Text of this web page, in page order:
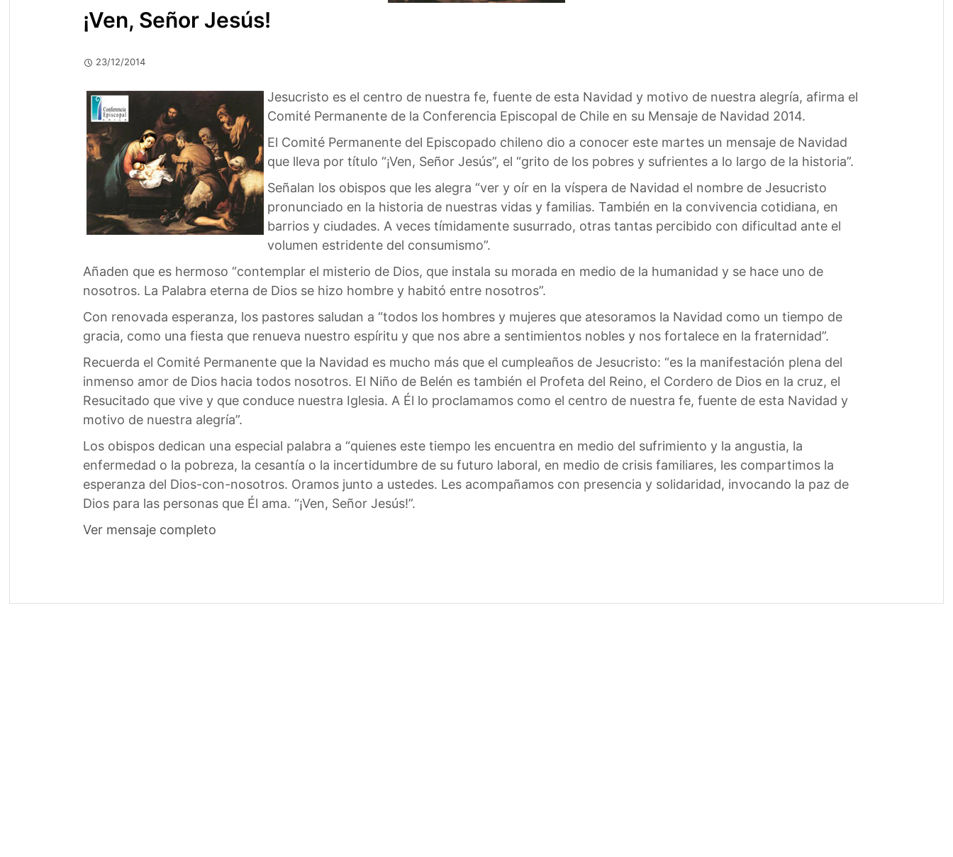
¡Ven, Señor Jesús!
23/12/2014
Jesucristo es el centro de nuestra fe, fuente de esta Navidad y motivo de nuestra alegría, afirma el
Comité Permanente de la Conferencia Episcopal de Chile en su Mensaje de Navidad 2014.
El Comité Permanente del Episcopado chileno dio a conocer este martes un mensaje de Navidad
que lleva por título “¡Ven, Señor Jesús”, el “grito de los pobres y sufrientes a lo largo de la historia”.
Señalan los obispos que les alegra “ver y oír en la víspera de Navidad el nombre de Jesucristo
pronunciado en la historia de nuestras vidas y familias. También en la convivencia cotidiana, en
barrios y ciudades. A veces tímidamente susurrado, otras tantas percibido con dificultad ante el
volumen estridente del consumismo”.
Añaden que es hermoso “contemplar el misterio de Dios, que instala su morada en medio de la humanidad y se hace uno de
nosotros. La Palabra eterna de Dios se hizo hombre y habitó entre nosotros”.
Con renovada esperanza, los pastores saludan a “todos los hombres y mujeres que atesoramos la Navidad como un tiempo de
gracia, como una fiesta que renueva nuestro espíritu y que nos abre a sentimientos nobles y nos fortalece en la fraternidad”.
Recuerda el Comité Permanente que la Navidad es mucho más que el cumpleaños de Jesucristo: “es la manifestación plena del
inmenso amor de Dios hacia todos nosotros. El Niño de Belén es también el Profeta del Reino, el Cordero de Dios en la cruz, el
Resucitado que vive y que conduce nuestra Iglesia. A Él lo proclamamos como el centro de nuestra fe, fuente de esta Navidad y
motivo de nuestra alegría”.
Los obispos dedican una especial palabra a “quienes este tiempo les encuentra en medio del sufrimiento y la angustia, la
enfermedad o la pobreza, la cesantía o la incertidumbre de su futuro laboral, en medio de crisis familiares, les compartimos la
esperanza del Dios-con-nosotros. Oramos junto a ustedes. Les acompañamos con presencia y solidaridad, invocando la paz de
Dios para las personas que Él ama. “¡Ven, Señor Jesús!”.
Ver mensaje completo